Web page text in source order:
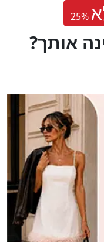
25%
אותך